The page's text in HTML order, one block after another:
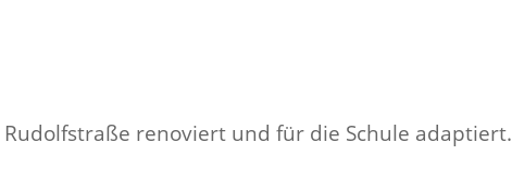
renoviert und für die Schule adaptiert.